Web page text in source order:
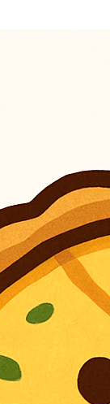
te lezen,
bevat
en hoe je